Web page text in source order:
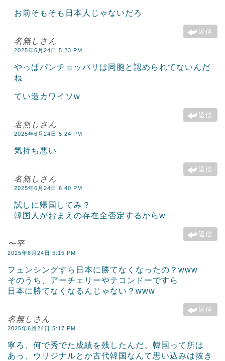
お前そもそも日本人じゃないだろ
返信
名無しさん
2025年6月24日 5:23 PM
やっぱパンチョッパリは同胞と認められてないんだ
ね
てい造カワイソw
返信
名無しさん
2025年6月24日 5:24 PM
気持ち悪い
返信
名無しさん
2025年6月24日 6:40 PM
試しに帰国してみ？
韓国人がおまえの存在全否定するからw
返信
〜平
2025年6月24日 5:15 PM
フェンシングすら日本に勝てなくなったの？www
そのうち、アーチェリーやテコンドーですら
日本に勝てなくなるんじゃない？www
返信
名無しさん
2025年6月24日 5:17 PM
寧ろ、何で秀でた成績を残したんだ、韓国って所は
あっ、ウリジナルとか古代韓国なんて思い込みは抜き